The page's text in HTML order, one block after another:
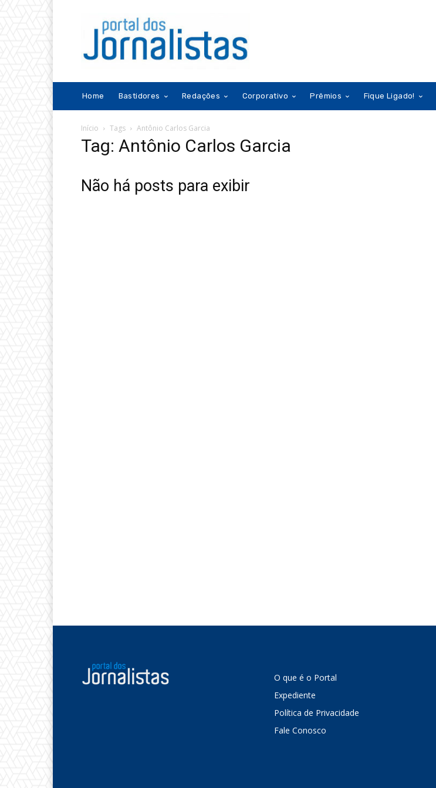
Home Bastidores Redações Corporativo Prêmios Fique Ligado!
Início Tags Antônio Carlos Garcia
Tag: Antônio Carlos Garcia
Não há posts para exibir
O que é o Portal
Expediente
Política de Privacidade
Fale Conosco